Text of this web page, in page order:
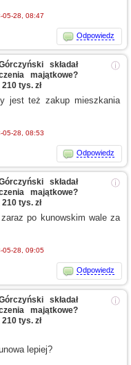
05-28, 08:47
Odpowiedz
ⓘ
składał
majątkowe?
tys. zł
jest też zakup mieszkania
05-28, 08:53
Odpowiedz
ⓘ
składał
majątkowe?
tys. zł
po kunowskim wale za
05-28, 09:05
Odpowiedz
ⓘ
składał
majątkowe?
tys. zł
lepiej?